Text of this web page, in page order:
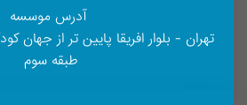
آدرس موسسه
طبقه سوم